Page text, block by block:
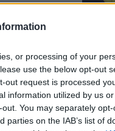
or processing of your
use the below opt-out
out request is processed
information utilized by us
You may separately
on the IAB’s list of
να
τυπικού.
Ta cult
μορφή
μόνο